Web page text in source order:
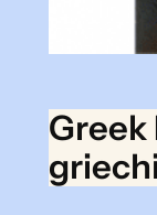
Greek